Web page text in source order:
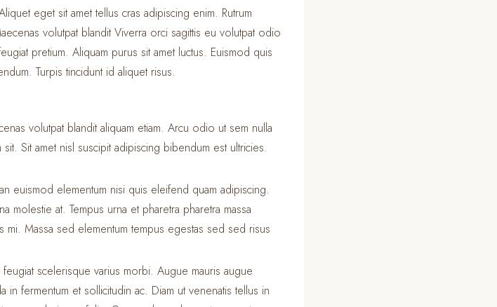
eget sit amet tellus cras adipiscing enim. Rutrum
volutpat blandit Viverra orci sagittis eu volutpat odio
pretium. Aliquam purus sit amet luctus. Euismod quis
Turpis tincidunt id aliquet risus.
volutpat blandit aliquam etiam. Arcu odio ut sem nulla
sit. Sit amet nisl suscipit adipiscing bibendum est ultricies.
euismod elementum nisi quis eleifend quam adipiscing.
molestie at. Tempus urna et pharetra pharetra massa
mi. Massa sed elementum tempus egestas sed sed risus
feugiat scelerisque varius morbi. Augue mauris augue
in fermentum et sollicitudin ac. Diam ut venenatis tellus in